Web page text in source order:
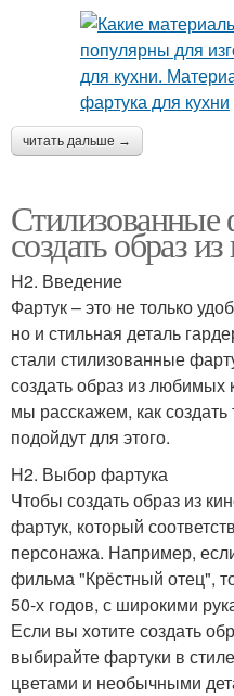
читать дальше →
Стилизованные
создать образ
H2. Введение
Фартук – это не только
но и стильная деталь
стали стилизованные
создать образ из любимых
мы расскажем, как создать
подойдут для этого.
H2. Выбор фартука
Чтобы создать образ из
фартук, который
персонажа. Например,
фильма "Крёстный отец",
50-х годов, с широкими
Если вы хотите создать
выбирайте фартуки в
цветами и необычными